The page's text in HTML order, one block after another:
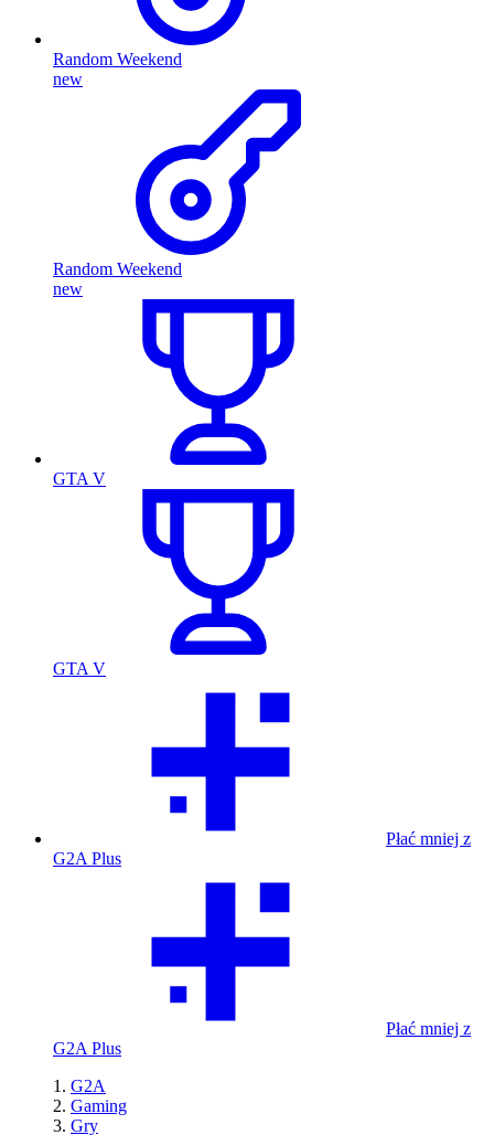
Random Weekend
new
Random Weekend
new
GTA V
GTA V
Płać mniej z
G2A Plus
Płać mniej z
G2A Plus
G2A
Gaming
Gry